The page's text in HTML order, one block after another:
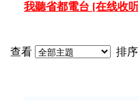
我聽省都電台 [在线收
查看 排